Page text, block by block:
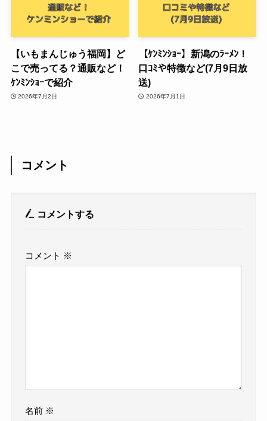
【いもまんじゅう福岡】ど
こで売ってる？通販など！
ｹﾝﾐﾝｼｮｰで紹介
2026年7月2日
【ｹﾝﾐﾝｼｮｰ】新潟のﾗｰﾒﾝ！
口ｺﾐや特徴など(7月9日放
送)
2026年7月1日
コメント
コメントする
コメント ※
名前 ※